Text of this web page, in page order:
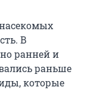
В
ранней и
раньше
которые